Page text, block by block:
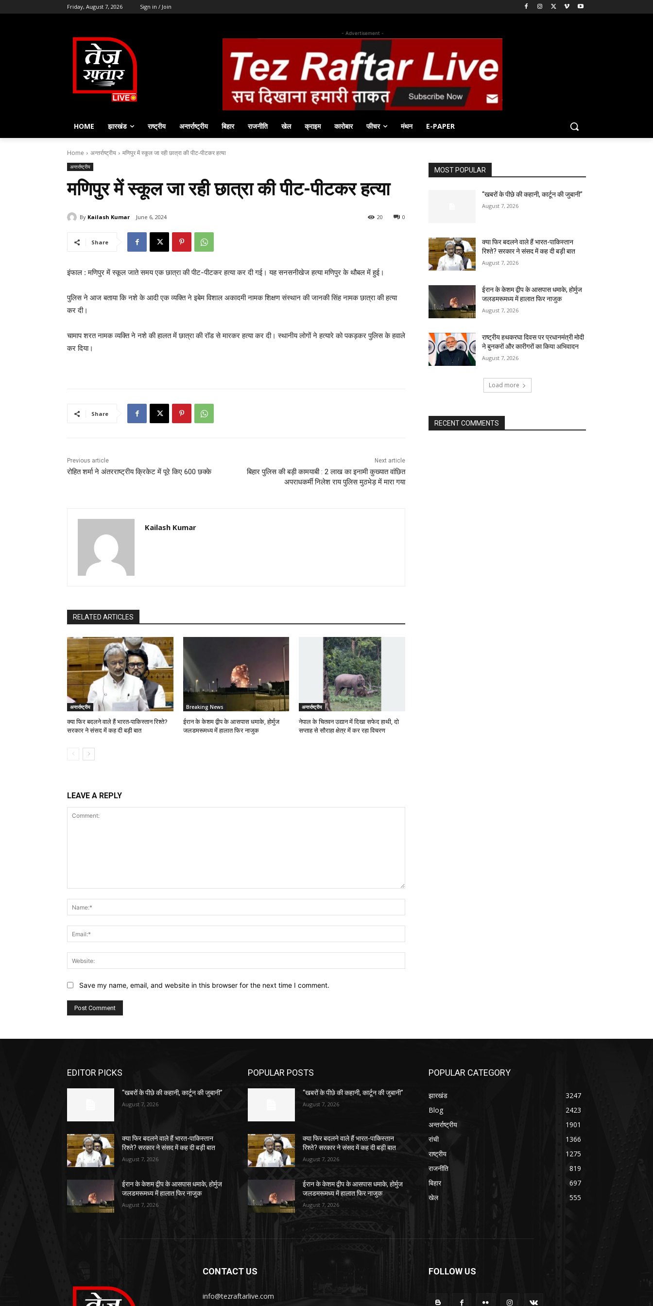
Friday, August 7, 2026 Sign in / Join
- Advertisement -
HOME झारखंड राष्ट्रीय अन्तर्राष्ट्रीय बिहार राजनीति खेल क्राइम कारोबार फीचर मंथन E-PAPER
Home अन्तर्राष्ट्रीय मणिपुर में स्कूल जा रही छात्रा की पीट-पीटकर हत्या
अन्तर्राष्ट्रीय
मणिपुर में स्कूल जा रही छात्रा की पीट-पीटकर हत्या
By Kailash Kumar June 6, 2024 0
20
Share
इंफाल : मणिपुर में स्कूल जाते समय एक छात्रा की पीट-पीटकर हत्या कर दी गई। यह सनसनीखेज हत्या मणिपुर के थौबल में हुई।
पुलिस ने आज बताया कि नशे के आदी एक व्यक्ति ने इबेम विशाल अकादमी नामक शिक्षण संस्थान की जानकी सिंह नामक छात्रा की हत्या
कर दी।
चामाप शरत नामक व्यक्ति ने नशे की हालत में छात्रा की रॉड से मारकर हत्या कर दी। स्थानीय लोगों ने हत्यारे को पकड़कर पुलिस के हवाले
कर दिया।
Share
Previous article
रोहित शर्मा ने अंतरराष्ट्रीय क्रिकेट में पूरे किए 600 छक्के
Next article
बिहार पुलिस की बड़ी कामयाबी : 2 लाख का इनामी कुख्यात वांछित
अपराधकर्मी निलेश राय पुलिस मुठभेड़ में मारा गया
Kailash Kumar
RELATED ARTICLES
अन्तर्राष्ट्रीय
क्या फिर बदलने वाले हैं भारत-पाकिस्तान रिश्ते?
सरकार ने संसद में कह दी बड़ी बात
Breaking News
ईरान के केशम द्वीप के आसपास धमाके, होर्मुज
जलडमरूमध्य में हालात फिर नाजुक
अन्तर्राष्ट्रीय
नेपाल के चितवन उद्यान में दिखा सफेद हाथी, दो
सप्ताह से सौराहा क्षेत्र में कर रहा विचरण
LEAVE A REPLY
Save my name, email, and website in this browser for the next time I comment.
MOST POPULAR
“खबरों के पीछे की कहानी, कार्टून की जुबानी”
August 7, 2026
क्या फिर बदलने वाले हैं भारत-पाकिस्तान
रिश्ते? सरकार ने संसद में कह दी बड़ी बात
August 7, 2026
ईरान के केशम द्वीप के आसपास धमाके, होर्मुज
जलडमरूमध्य में हालात फिर नाजुक
August 7, 2026
राष्ट्रीय हथकरघा दिवस पर प्रधानमंत्री मोदी
ने बुनकरों और कारीगरों का किया अभिवादन
August 7, 2026
Load more
RECENT COMMENTS
EDITOR PICKS
“खबरों के पीछे की कहानी, कार्टून की जुबानी”
August 7, 2026
क्या फिर बदलने वाले हैं भारत-पाकिस्तान
रिश्ते? सरकार ने संसद में कह दी बड़ी बात
August 7, 2026
ईरान के केशम द्वीप के आसपास धमाके, होर्मुज
जलडमरूमध्य में हालात फिर नाजुक
August 7, 2026
POPULAR POSTS
“खबरों के पीछे की कहानी, कार्टून की जुबानी”
August 7, 2026
क्या फिर बदलने वाले हैं भारत-पाकिस्तान
रिश्ते? सरकार ने संसद में कह दी बड़ी बात
August 7, 2026
ईरान के केशम द्वीप के आसपास धमाके, होर्मुज
जलडमरूमध्य में हालात फिर नाजुक
August 7, 2026
POPULAR CATEGORY
झारखंड
3247
Blog
2423
अन्तर्राष्ट्रीय
1901
रांची
1366
राष्ट्रीय
1275
राजनीति
819
बिहार
697
खेल
555
CONTACT US
info@tezraftarlive.com
FOLLOW US